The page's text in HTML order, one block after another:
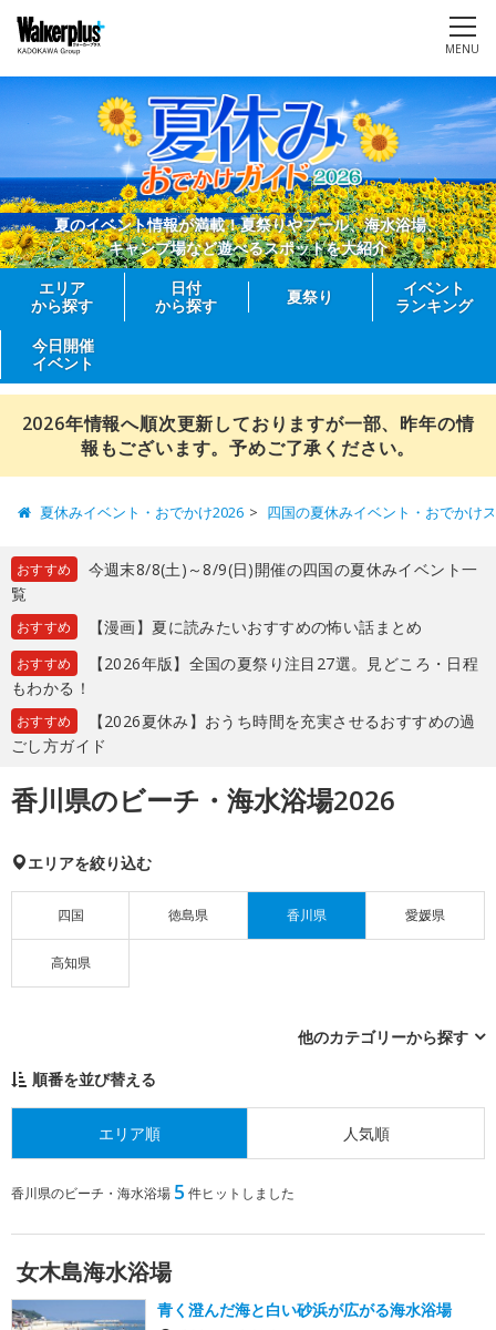
MENU
夏のイベント情報が満載！夏祭りやプール、海水浴場、
キャンプ場など遊べるスポットを大紹介
エリア
から探す
日付
から探す
夏祭り
イベント
ランキング
今日開催
イベント
2026年情報へ順次更新しておりますが一部、昨年の情
報もございます。予めご了承ください。
夏休みイベント・おでかけ2026 四国の夏休みイベント・おでかけ
おすすめ
今週末8/8(土)～8/9(日)開催の四国の夏休みイベント一
覧
おすすめ 【漫画】夏に読みたいおすすめの怖い話まとめ
おすすめ
【2026年版】全国の夏祭り注目27選。見どころ・日程
もわかる！
おすすめ
【2026夏休み】おうち時間を充実させるおすすめの過
ごし方ガイド
香川県のビーチ・海水浴場2026
エリアを絞り込む
四国 徳島県 香川県 愛媛県
高知県
他のカテゴリーから探す
順番を並び替える
エリア順 人気順
香川県のビーチ・海水浴場 5 件ヒットしました
女木島海水浴場
青く澄んだ海と白い砂浜が広がる海水浴場